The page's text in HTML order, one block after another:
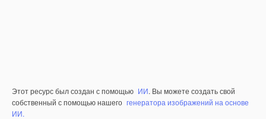
Этот ресурс был создан с помощью ИИ. Вы можете создать свой
собственный с помощью нашего генератора изображений на основе
ИИ.